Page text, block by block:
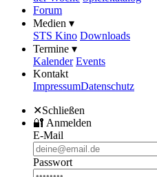
Forum
Medien ▾
STS Kino Downloads
Termine ▾
Kalender Events
Kontakt
ImpressumDatenschutz
✕Schließen
🔐 Anmelden
E-Mail
Passwort